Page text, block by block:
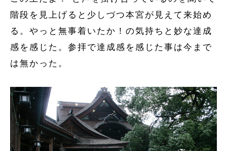
階段を見上げると少しづつ本宮が見えて来始め
る。やっと無事着いたか！の気持ちと妙な達成
感を感じた。参拝で達成感を感じた事は今まで
は無かった。